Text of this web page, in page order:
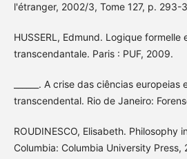
l'étranger, 2002/3, Tome 127, p. 293-
HUSSERL, Edmund. Logique formelle
transcendantale. Paris : PUF, 2009.
______. A crise das ciências
transcendental. Rio de Janeiro:
ROUDINESCO, Elisabeth. Philosophy
Columbia: Columbia University Press,